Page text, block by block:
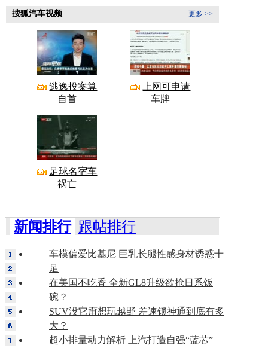
更多 >>
搜狐汽车视频
逃逸投案算
自首
上网可申请
车牌
足球名宿车
祸亡
新闻排行 跟帖排行
车模偏爱比基尼 巨乳长腿性感身材诱惑十
足
在美国不吃香 全新GL8升级欲抢日系饭
碗？
SUV没它甭想玩越野 差速锁神通到底有多
大？
超小排量动力解析 上汽打造自强“蓝芯”